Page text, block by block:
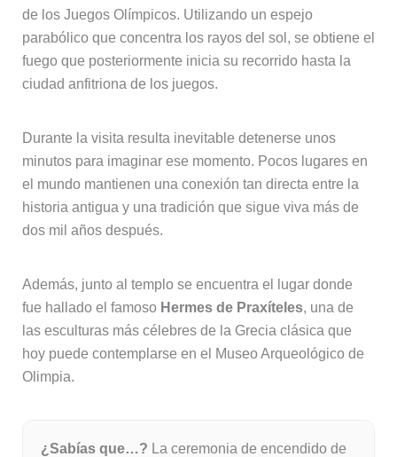
de los Juegos Olímpicos. Utilizando un espejo
parabólico que concentra los rayos del sol, se obtiene el
fuego que posteriormente inicia su recorrido hasta la
ciudad anfitriona de los juegos.
Durante la visita resulta inevitable detenerse unos
minutos para imaginar ese momento. Pocos lugares en
el mundo mantienen una conexión tan directa entre la
historia antigua y una tradición que sigue viva más de
dos mil años después.
Además, junto al templo se encuentra el lugar donde
fue hallado el famoso Hermes de Praxíteles, una de
las esculturas más célebres de la Grecia clásica que
hoy puede contemplarse en el Museo Arqueológico de
Olimpia.
¿Sabías que…? La ceremonia de encendido de